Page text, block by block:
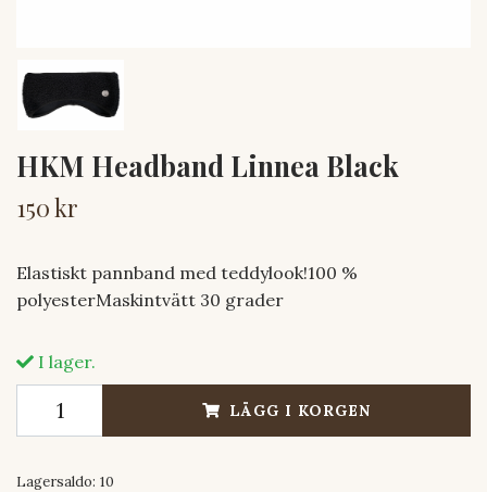
HKM Headband Linnea Black
150 kr
Elastiskt pannband med teddylook!100 %
polyesterMaskintvätt 30 grader
I lager.
LÄGG I KORGEN
Lagersaldo: 10